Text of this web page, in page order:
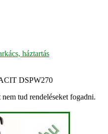
háztartás
DSPW270
tud rendeléseket fogadni.